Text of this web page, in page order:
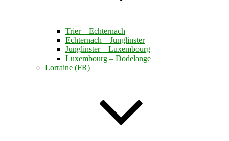
Trier – Echternach
Echternach – Junglinster
Junglinster – Luxembourg
Luxembourg – Dodelange
Lorraine (FR)